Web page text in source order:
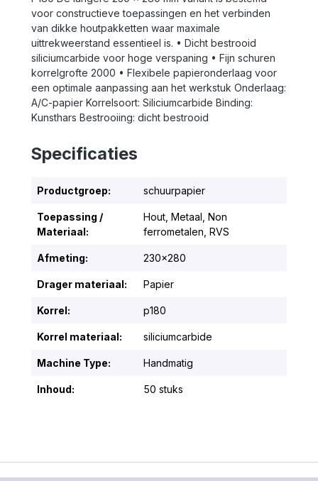
voor constructieve toepassingen en het verbinden
van dikke houtpakketten waar maximale
uittrekweerstand essentieel is. • Dicht bestrooid
siliciumcarbide voor hoge verspaning • Fijn schuren
korrelgrofte 2000 • Flexibele papieronderlaag voor
een optimale aanpassing aan het werkstuk Onderlaag:
A/C-papier Korrelsoort: Siliciumcarbide Binding:
Kunsthars Bestrooiing: dicht bestrooid
Specificaties
Productgroep: schuurpapier
Toepassing /
Materiaal:
Hout , Metaal , Non
ferrometalen , RVS
Afmeting: 230x280
Drager materiaal: Papier
Korrel: p180
Korrel materiaal: siliciumcarbide
Machine Type: Handmatig
Inhoud: 50 stuks